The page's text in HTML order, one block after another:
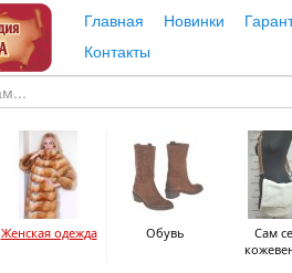
Главная Новинки
Контакты
Женская одежда Обувь
Сам